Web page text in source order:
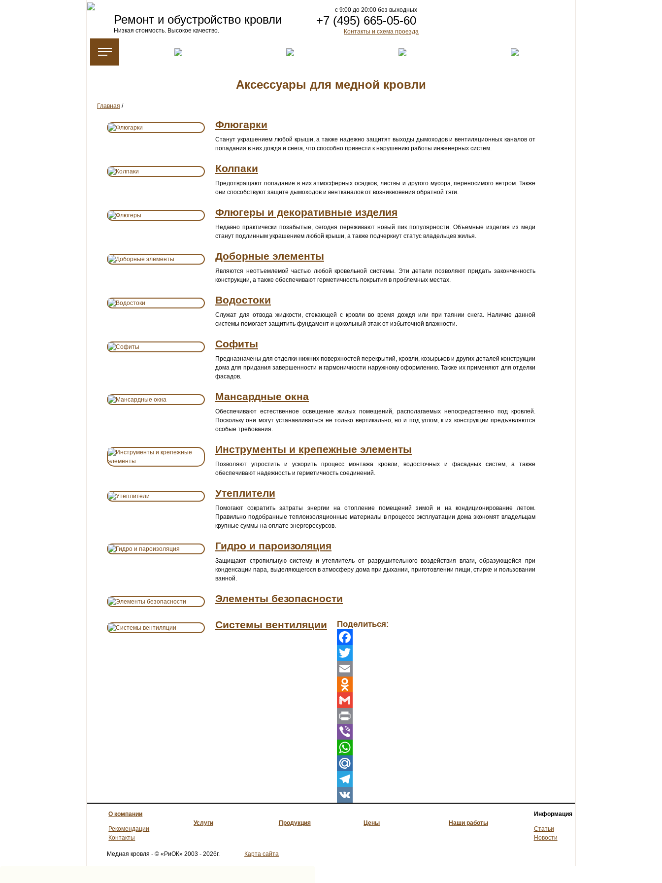
Ремонт и обустройство кровли
Низкая стоимость. Высокое качество.
c 9:00 до 20:00 без выходных
+7 (495) 665-05-60
Контакты и схема проезда
Аксессуары для медной кровли
Главная /
Флюгарки
Станут украшением любой крыши, а также надежно защитят выходы дымоходов и вентиляционных каналов от
попадания в них дождя и снега, что способно привести к нарушению работы инженерных систем.
Колпаки
Предотвращают попадание в них атмосферных осадков, листвы и другого мусора, переносимого ветром. Также
они способствуют защите дымоходов и вентканалов от возникновения обратной тяги.
Флюгеры и декоративные изделия
Недавно практически позабытые, сегодня переживают новый пик популярности. Объемные изделия из меди
станут подлинным украшением любой крыши, а также подчеркнут статус владельцев жилья.
Доборные элементы
Являются неотъемлемой частью любой кровельной системы. Эти детали позволяют придать законченность
конструкции, а также обеспечивают герметичность покрытия в проблемных местах.
Водостоки
Служат для отвода жидкости, стекающей с кровли во время дождя или при таянии снега. Наличие данной
системы помогает защитить фундамент и цокольный этаж от избыточной влажности.
Софиты
Предназначены для отделки нижних поверхностей перекрытий, кровли, козырьков и других деталей конструкции
дома для придания завершенности и гармоничности наружному оформлению. Также их применяют для отделки
фасадов.
Мансардные окна
Обеспечивают естественное освещение жилых помещений, располагаемых непосредственно под кровлей.
Поскольку они могут устанавливаться не только вертикально, но и под углом, к их конструкции предъявляются
особые требования.
Инструменты и крепежные элементы
Позволяют упростить и ускорить процесс монтажа кровли, водосточных и фасадных систем, а также
обеспечивают надежность и герметичность соединений.
Утеплители
Помогают сократить затраты энергии на отопление помещений зимой и на кондиционирование летом.
Правильно подобранные теплоизоляционные материалы в процессе эксплуатации дома экономят владельцам
крупные суммы на оплате энергоресурсов.
Гидро и пароизоляция
Защищают стропильную систему и утеплитель от разрушительного воздействия влаги, образующейся при
конденсации пара, выделяющегося в атмосферу дома при дыхании, приготовлении пищи, стирке и пользовании
ванной.
Элементы безопасности
Системы вентиляции Поделиться:
Facebook
Twitter
Email
Odnoklassniki
Gmail
Print
Viber
WhatsApp
Mail.Ru
Telegram
О компании
Рекомендации
Контакты
Услуги Продукция Цены Наши работы
Информация
Статьи
Новости
Медная кровля - © «РиОК» 2003 - 2026г. Карта сайта